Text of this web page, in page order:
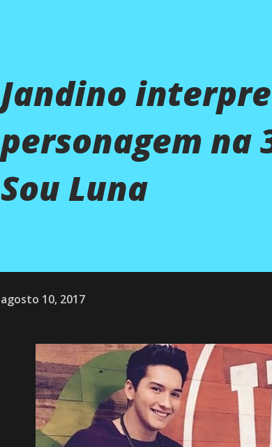
Jandino
personagem na
Sou Luna
agosto 10, 2017